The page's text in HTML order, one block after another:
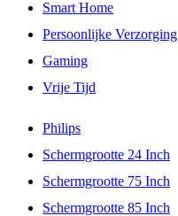
Smart Home
Persoonlijke Verzorging
Gaming
Vrije Tijd
Philips
Schermgrootte 24 Inch
Schermgrootte 75 Inch
Schermgrootte 85 Inch